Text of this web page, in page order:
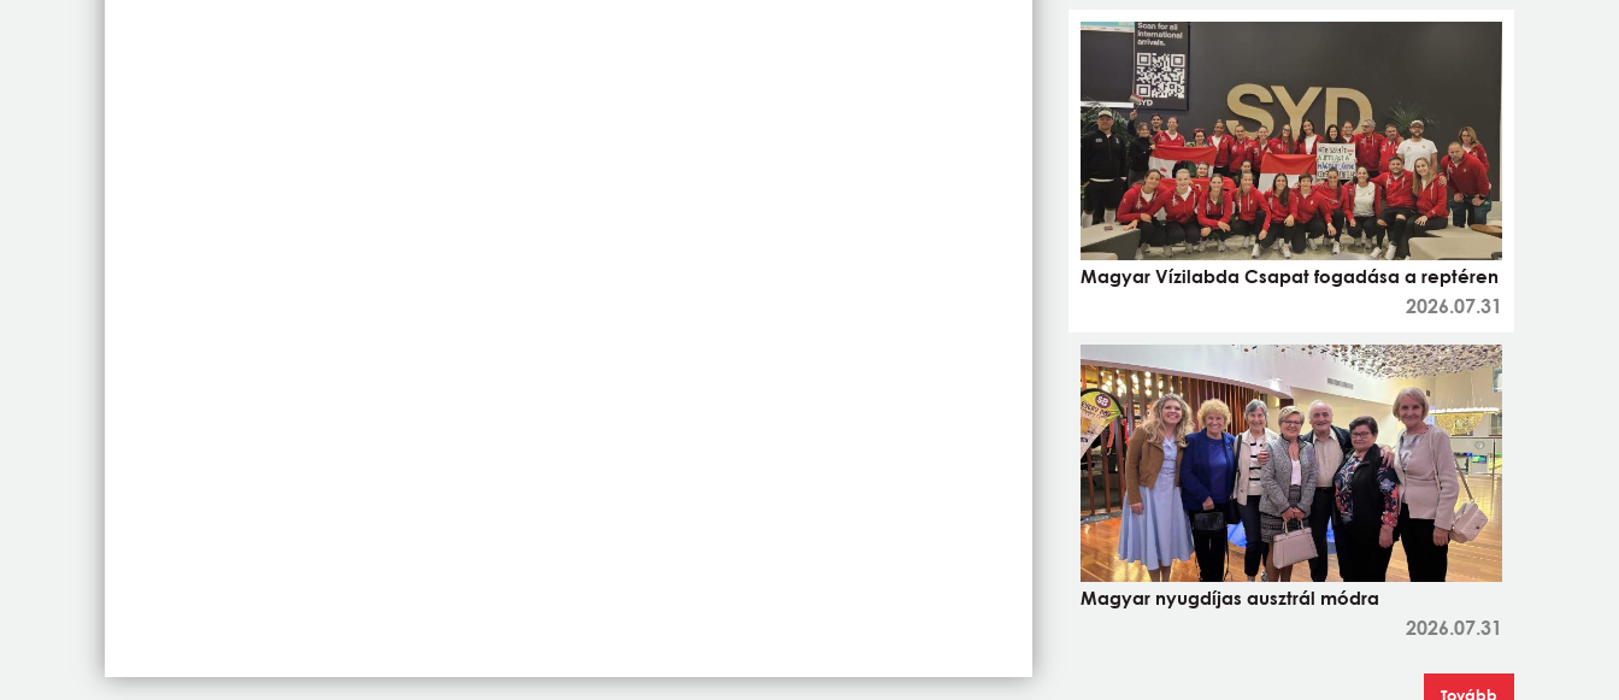
Magyar Vízilabda Csapat fogadása a reptéren
2026.07.31
Magyar nyugdíjas ausztrál módra
2026.07.31
Tovább